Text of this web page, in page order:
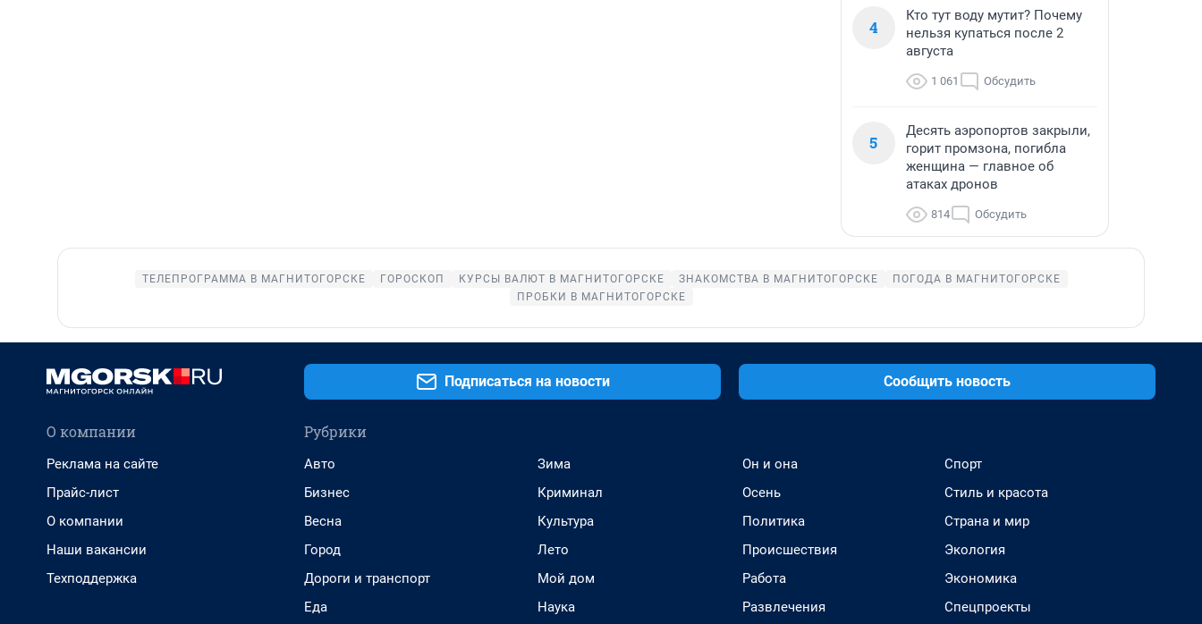
4
Кто тут воду мутит? Почему
нельзя купаться после 2
августа
1 061 Обсудить
5
Десять аэропортов закрыли,
горит промзона, погибла
женщина — главное об
атаках дронов
814 Обсудить
ТЕЛЕПРОГРАММА В МАГНИТОГОРСКЕ ГОРОСКОП КУРСЫ ВАЛЮТ В МАГНИТОГОРСКЕ ЗНАКОМСТВА В МАГНИТОГОРСКЕ
ПОГОДА В МАГНИТОГОРСКЕ
ПРОБКИ В МАГНИТОГОРСКЕ
Подписаться на новости Сообщить новость
О компании
Реклама на сайте
Прайс-лист
О компании
Наши вакансии
Техподдержка
Рубрики
Авто
Бизнес
Весна
Город
Дороги и транспорт
Еда
Зима
Криминал
Культура
Лето
Мой дом
Наука
Он и она
Осень
Политика
Происшествия
Работа
Развлечения
Спорт
Стиль и красота
Страна и мир
Экология
Экономика
Спецпроекты